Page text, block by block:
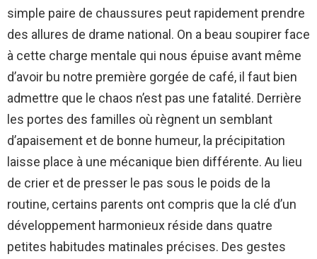
simple paire de chaussures peut rapidement prendre
des allures de drame national. On a beau soupirer face
à cette charge mentale qui nous épuise avant même
d’avoir bu notre première gorgée de café, il faut bien
admettre que le chaos n’est pas une fatalité. Derrière
les portes des familles où règnent un semblant
d’apaisement et de bonne humeur, la précipitation
laisse place à une mécanique bien différente. Au lieu
de crier et de presser le pas sous le poids de la
routine, certains parents ont compris que la clé d’un
développement harmonieux réside dans quatre
petites habitudes matinales précises. Des gestes